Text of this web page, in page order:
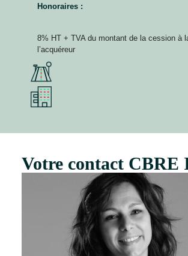
Honoraires :
8% HT + TVA du montant de la cession à
l’acquéreur
Votre contact CBRE